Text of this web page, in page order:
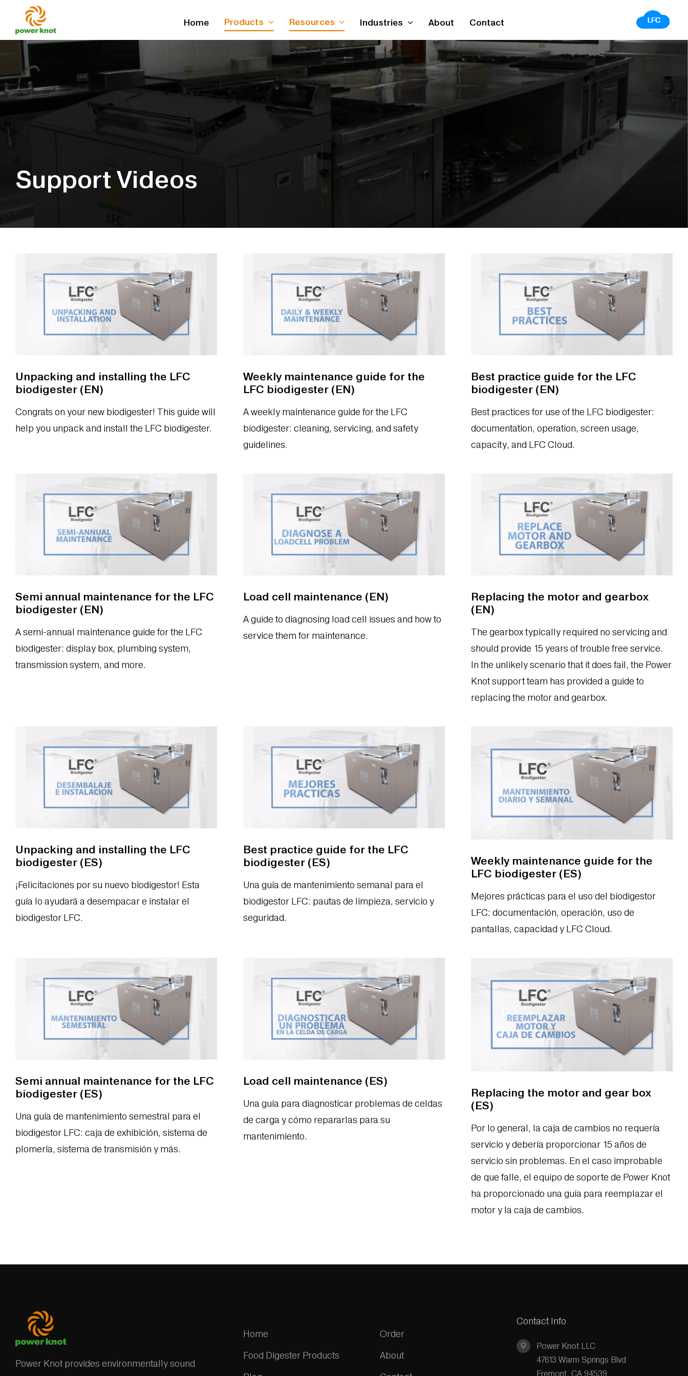
content
Home Products Resources Industries About Contact
Support Videos
Unpacking and installing the LFC
biodigester (EN)
Congrats on your new biodigester! This guide will
help you unpack and install the LFC biodigester.
Weekly maintenance guide for the
LFC biodigester (EN)
A weekly maintenance guide for the LFC
biodigester: cleaning, servicing, and safety
guidelines.
Best practice guide for the LFC
biodigester (EN)
Best practices for use of the LFC biodigester:
documentation, operation, screen usage,
capacity, and LFC Cloud.
Semi annual maintenance for the LFC
biodigester (EN)
A semi-annual maintenance guide for the LFC
biodigester: display box, plumbing system,
transmission system, and more.
Load cell maintenance (EN)
A guide to diagnosing load cell issues and how to
service them for maintenance.
Replacing the motor and gearbox
(EN)
The gearbox typically required no servicing and
should provide 15 years of trouble free service.
In the unlikely scenario that it does fail, the Power
Knot support team has provided a guide to
replacing the motor and gearbox.
Unpacking and installing the LFC
biodigester (ES)
¡Felicitaciones por su nuevo biodigestor! Esta
guía lo ayudará a desempacar e instalar el
biodigestor LFC.
Best practice guide for the LFC
biodigester (ES)
Una guía de mantenimiento semanal para el
biodigestor LFC: pautas de limpieza, servicio y
seguridad.
Weekly maintenance guide for the
LFC biodigester (ES)
Mejores prácticas para el uso del biodigestor
LFC: documentación, operación, uso de
pantallas, capacidad y LFC Cloud.
Semi annual maintenance for the LFC
biodigester (ES)
Una guía de mantenimiento semestral para el
biodigestor LFC: caja de exhibición, sistema de
plomería, sistema de transmisión y más.
Load cell maintenance (ES)
Una guía para diagnosticar problemas de celdas
de carga y cómo repararlas para su
mantenimiento.
Replacing the motor and gear box
(ES)
Por lo general, la caja de cambios no requería
servicio y debería proporcionar 15 años de
servicio sin problemas. En el caso improbable
de que falle, el equipo de soporte de Power Knot
ha proporcionado una guía para reemplazar el
motor y la caja de cambios.
Power Knot provides environmentally sound
Home
Food Digester Products
Order
About
Contact Info
Power Knot LLC
47613 Warm Springs Blvd
Fremont, CA 94539